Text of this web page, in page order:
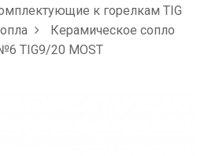
к горелкам TIG
Керамическое сопло
TIG9/20 MOST